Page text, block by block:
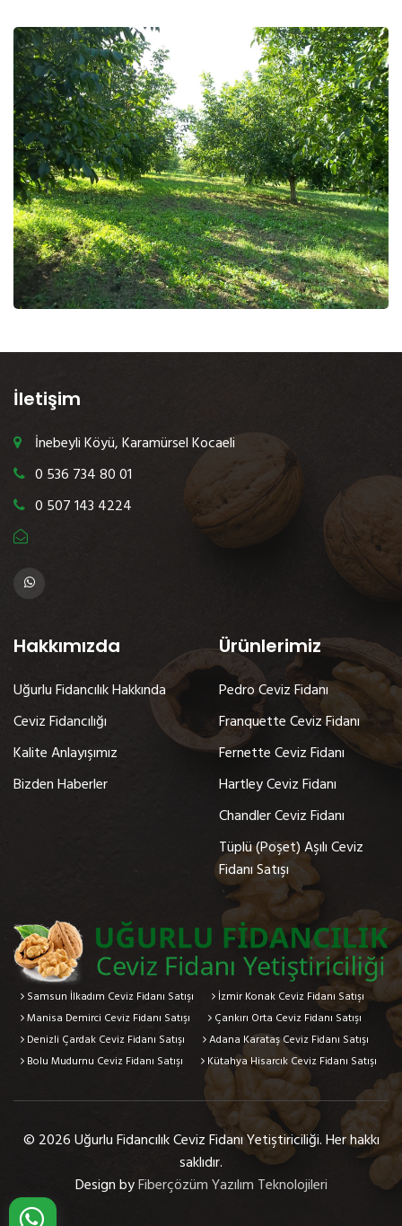
İletişim
İnebeyli Köyü, Karamürsel Kocaeli
0 536 734 80 01
0 507 143 4224
Hakkımızda
Uğurlu Fidancılık Hakkında
Ceviz Fidancılığı
Kalite Anlayışımız
Bizden Haberler
Ürünlerimiz
Pedro Ceviz Fidanı
Franquette Ceviz Fidanı
Fernette Ceviz Fidanı
Hartley Ceviz Fidanı
Chandler Ceviz Fidanı
Tüplü (Poşet) Aşılı Ceviz
Fidanı Satışı
Samsun İlkadım Ceviz Fidanı Satışı
İzmir Konak Ceviz Fidanı Satışı
Manisa Demirci Ceviz Fidanı Satışı
Çankırı Orta Ceviz Fidanı Satışı
Denizli Çardak Ceviz Fidanı Satışı
Adana Karataş Ceviz Fidanı Satışı
Bolu Mudurnu Ceviz Fidanı Satışı
Kütahya Hisarcık Ceviz Fidanı Satışı
© 2026 Uğurlu Fidancılık Ceviz Fidanı Yetiştiriciliği. Her hakkı
saklıdır.
Design byFiberçözüm Yazılım Teknolojileri